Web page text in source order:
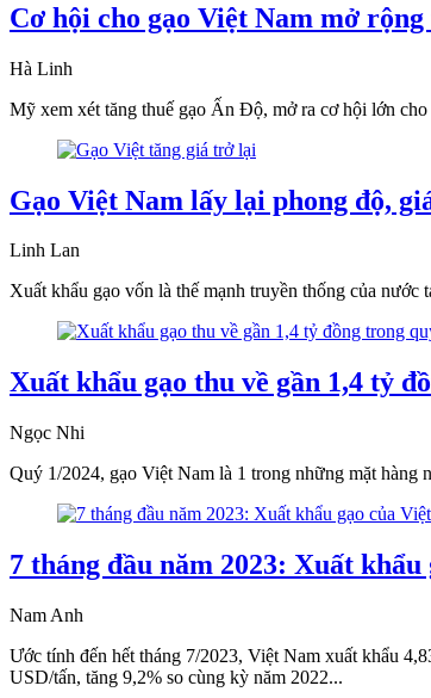
Cơ hội cho gạo Việt Nam mở
Hà Linh
Mỹ xem xét tăng thuế gạo Ấn Độ, mở ra cơ hội lớn
Gạo Việt Nam lấy lại phong độ,
Linh Lan
Xuất khẩu gạo vốn là thế mạnh truyền thống của
Xuất khẩu gạo thu về gần 1,4 tỷ
Ngọc Nhi
Quý 1/2024, gạo Việt Nam là 1 trong những mặt hàng
7 tháng đầu năm 2023: Xuất
Nam Anh
Ước tính đến hết tháng 7/2023, Việt Nam xuất khẩu
USD/tấn, tăng 9,2% so cùng kỳ năm 2022...